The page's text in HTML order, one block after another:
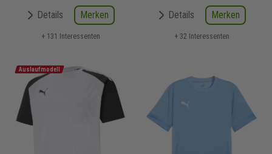
Details Merken
+ 131 Interessenten
Details Merken
+ 32 Interessenten
Auslaufmodell